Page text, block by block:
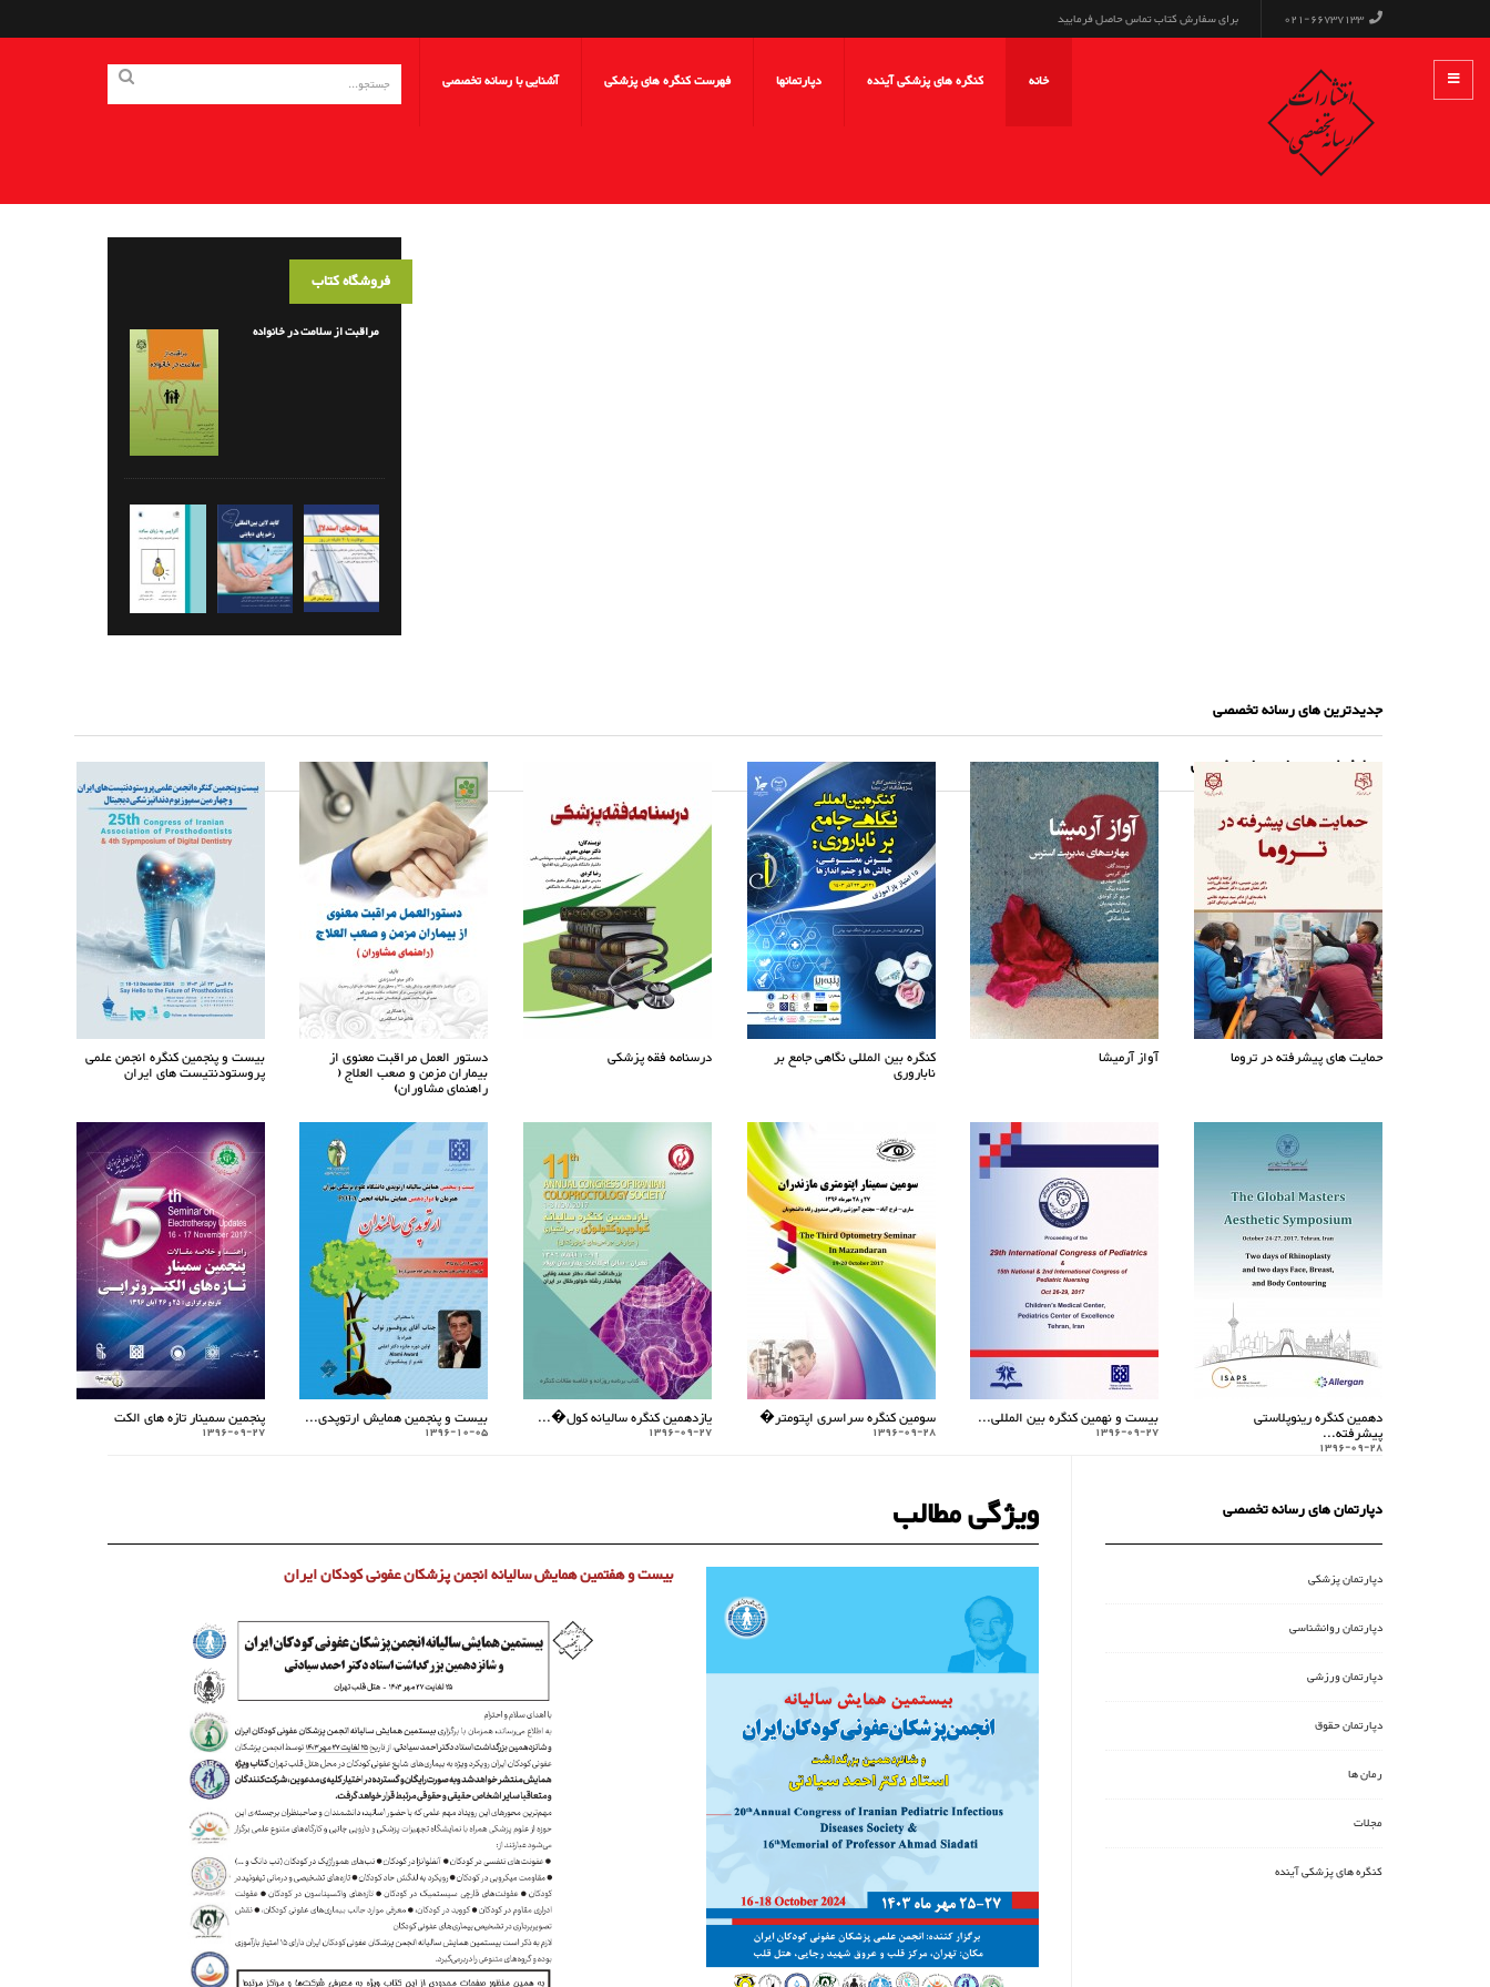
021-66737133 برای سفارش کتاب تماس حاصل فرمایید
خانه کنگره های پزشکی آینده دپارتمانها فهرست کنگره های پزشکی آشنایی با رسانه تخصصی
فروشگاه کتاب
مراقبت از سلامت در خانواده
جدیدترین های رسانه تخصصی
پرطرفدارترین های رسانه تخصصی
حمایت های پیشرفته در تروما آواز آرمیشا کنگره بین المللی نگاهی جامع بر
ناباروری
درسنامه فقه پزشکی دستور العمل مراقبت معنوی از
بیماران مزمن و صعب العلاج (
راهنمای مشاوران)
بیست و پنجمین کنگره انجمن علمی
پروستودنتیست های ایران
دهمین کنگره رینوپلاستی
پیشرفته...
1396-09-28
بیست و نهمین کنگره بین المللی...
1396-09-27
سومین کنگره سراسری اپتومتر�
1396-09-28
یازدهمین کنگره سالیانه کول�...
1396-09-27
بیست و پنجمین همایش ارتوپدی...
1396-10-05
پنجمین سمینار تازه های الکت
1396-09-27
ویژگی مطالب
بیست و هفتمین همایش سالیانه انجمن پزشکان عفونی کودکان ایران
دپارتمان های رسانه تخصصی
دپارتمان پزشکی
دپارتمان روانشناسی
دپارتمان ورزشی
دپارتمان حقوق
رمان ها
مجلات
کنگره های پزشکی آینده